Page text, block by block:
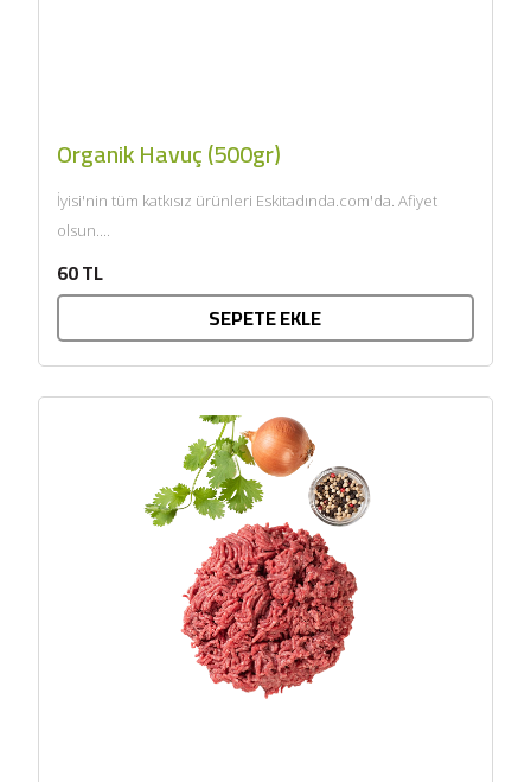
Organik Havuç (500gr)
İyisi'nin tüm katkısız ürünleri Eskitadında.com'da. Afiyet
olsun....
60 TL
SEPETE EKLE